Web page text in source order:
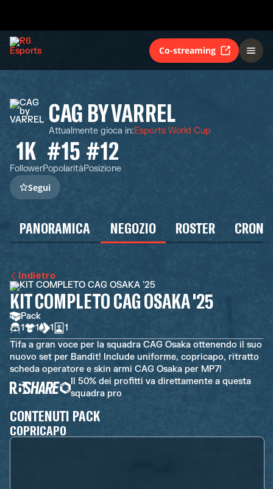
Co-streaming
CAG BY VARREL
Attualmente gioca in:Esports World Cup
1K
Follower
#15
Popolarità
#12
Posizione
Segui
PANORAMICA NEGOZIO ROSTER
Indietro
KIT COMPLETO CAG OSAKA '25
Pack
1
1 1
1
Tifa a gran voce per la squadra CAG Osaka ottenendo il suo
nuovo set per Bandit! Include uniforme, copricapo, ritratto
scheda operatore e skin armi CAG Osaka per MP7!
Il 50% dei profitti va direttamente a questa
squadra pro
CONTENUTI PACK
COPRICAPO